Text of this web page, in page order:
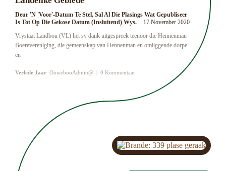
Deur 'n 'Voor'-Datum Te Stel, Sal Al Die Plasings Wat Gepubliseer
Is Tot Op Die Gekose Datum (insluitend) Wys.
17 November 2020
Vrystaat Landbou (VL) het sy dank uitgespreek teenoor die Hennenman
Boerevereniging, die gemeenskap van Hennenman en omliggende dorpe
en
Verlede Jaar OowebooAdmin@ | 0 Kommentaar